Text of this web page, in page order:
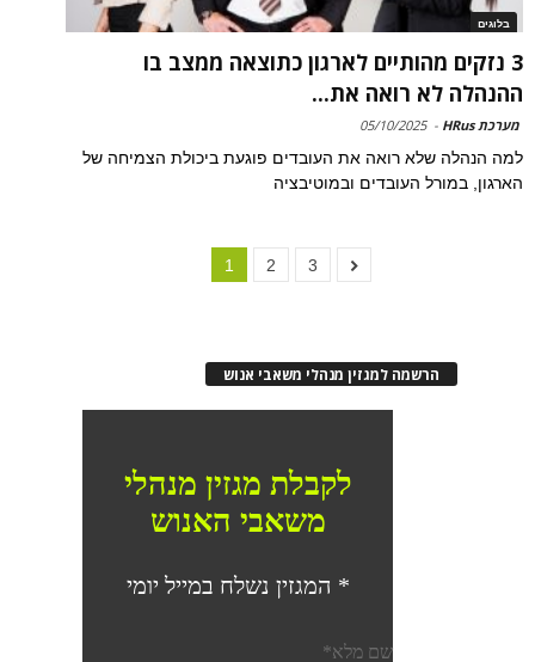
בלוגים
3 נזקים מהותיים לארגון כתוצאה ממצב בו
ההנהלה לא רואה את...
מערכת HRus -
05/10/2025
למה הנהלה שלא רואה את העובדים פוגעת ביכולת הצמיחה של
הארגון, במורל העובדים ובמוטיבציה
1 2 3
הרשמה למגזין מנהלי משאבי אנוש